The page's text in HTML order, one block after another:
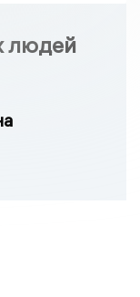
людей